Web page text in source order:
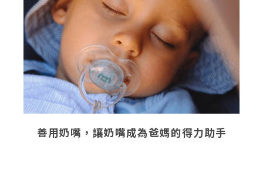
善用奶嘴，讓奶嘴成為爸媽的得力助手